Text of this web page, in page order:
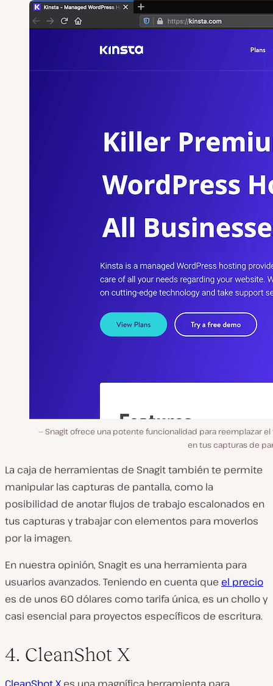
Snagit ofrece una potente funcionalidad para reemplazar
en tus capturas de
La caja de herramientas de Snagit también te permite
manipular las capturas de pantalla, como la
posibilidad de anotar flujos de trabajo escalonados en
tus capturas y trabajar con elementos para moverlos
por la imagen.
En nuestra opinión, Snagit es una herramienta para
usuarios avanzados. Teniendo en cuenta que el precio
es de unos 60 dólares como tarifa única, es un chollo y
casi esencial para proyectos específicos de escritura.
4. CleanShot X